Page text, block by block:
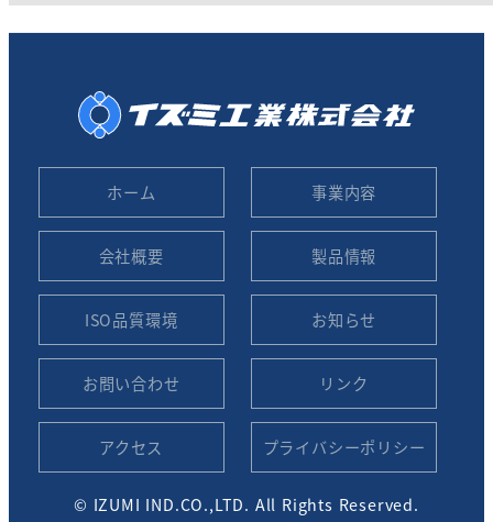
ホーム 事業内容
会社概要 製品情報
ISO品質環境 お知らせ
お問い合わせ リンク
アクセス プライバシーポリシー
© IZUMI IND.CO.,LTD. All Rights Reserved.